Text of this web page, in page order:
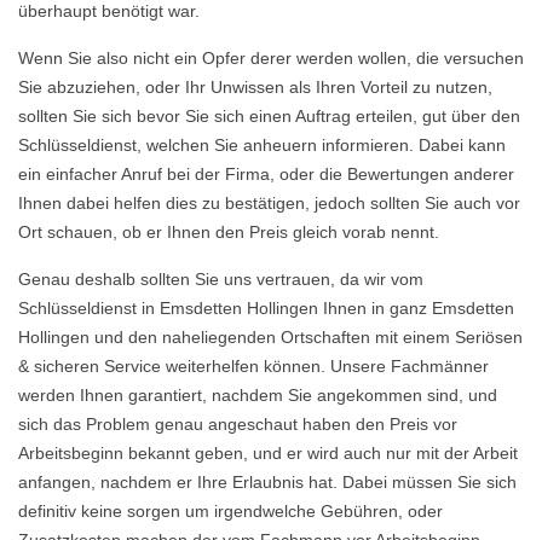
überhaupt benötigt war.
Wenn Sie also nicht ein Opfer derer werden wollen, die versuchen
Sie abzuziehen, oder Ihr Unwissen als Ihren Vorteil zu nutzen,
sollten Sie sich bevor Sie sich einen Auftrag erteilen, gut über den
Schlüsseldienst, welchen Sie anheuern informieren. Dabei kann
ein einfacher Anruf bei der Firma, oder die Bewertungen anderer
Ihnen dabei helfen dies zu bestätigen, jedoch sollten Sie auch vor
Ort schauen, ob er Ihnen den Preis gleich vorab nennt.
Genau deshalb sollten Sie uns vertrauen, da wir vom
Schlüsseldienst in Emsdetten Hollingen Ihnen in ganz Emsdetten
Hollingen und den naheliegenden Ortschaften mit einem Seriösen
& sicheren Service weiterhelfen können. Unsere Fachmänner
werden Ihnen garantiert, nachdem Sie angekommen sind, und
sich das Problem genau angeschaut haben den Preis vor
Arbeitsbeginn bekannt geben, und er wird auch nur mit der Arbeit
anfangen, nachdem er Ihre Erlaubnis hat. Dabei müssen Sie sich
definitiv keine sorgen um irgendwelche Gebühren, oder